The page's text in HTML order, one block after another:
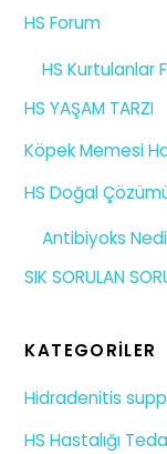
HS Forum
HS Kurtulanlar
HS YAŞAM TARZI
Köpek Memesi
HS Doğal
Antibiyoks
SIK SORULAN
KATEGORILER
Hidradenitis
HS Hastalığı